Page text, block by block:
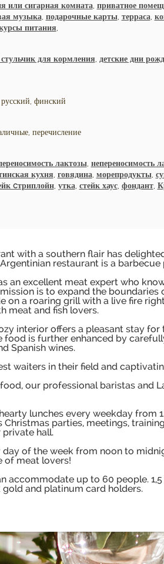
или сигарная комната, приватное
музыка, подарочные карты, терраса,
питания,
стульчик для кормления, детские дни
финский
перечисление
лактозы, непереносимость
кухня, говядина, морепродукты,
cтриплойн, утка, стейк хаус, фондант,
with a southern flair has
restaurant is a barbecue
an excellent meat expert who
is to expand the
on a roaring grill with a live fire
meat and fish lovers.
interior offers a pleasant stay
food is further enhanced by
Spanish wines.
waiters in their field and
our professional baristas and
lunches every weekday from
parties, meetings,
hall.
day of the week from noon to
of meat lovers!
accommodate up to 60 people.
and platinum card holders.